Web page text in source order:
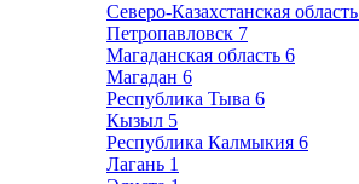
Северо-Казахстанская область
Петропавловск 7
Магаданская область 6
Магадан 6
Республика Тыва 6
Кызыл 5
Республика Калмыкия 6
Лагань 1